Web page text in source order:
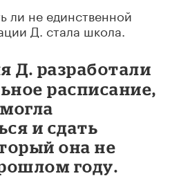
ли не единственной
Д. стала школа.
Д. разработали
расписание,
и сдать
она не
году.